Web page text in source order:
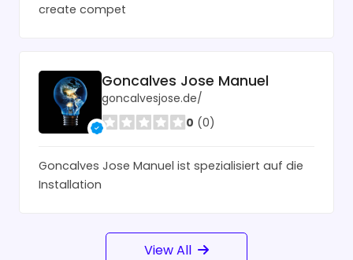
create compet
Goncalves Jose Manuel
goncalvesjose.de/
0 (0)
Goncalves Jose Manuel ist spezialisiert auf die
Installation
View All